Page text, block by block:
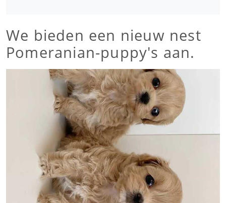
We bieden een nieuw nest
Pomeranian-puppy's aan.